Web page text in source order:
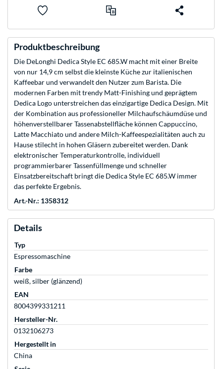
Produktbeschreibung
Die DeLonghi Dedica Style EC 685.W macht mit einer Breite
von nur 14,9 cm selbst die kleinste Küche zur italienischen
Kaffeebar und verwandelt den Nutzer zum Barista. Die
modernen Farben mit trendy Matt-Finishing und geprägtem
Dedica Logo unterstreichen das einzigartige Dedica Design. Mit
der Kombination aus professioneller Milchaufschäumdüse und
höhenverstellbarer Tassenabstellfläche können Cappuccino,
Latte Macchiato und andere Milch-Kaffeespezialitäten auch zu
Hause stilecht in hohen Gläsern zubereitet werden. Dank
elektronischer Temperaturkontrolle, individuell
programmierbarer Tassenfüllmenge und schneller
Einsatzbereitschaft bringt die Dedica Style EC 685.W immer
das perfekte Ergebnis.
Art.-Nr.: 1358312
Details
Typ
Espressomaschine
Farbe
weiß, silber (glänzend)
EAN
8004399331211
Hersteller-Nr.
0132106273
Hergestellt in
China